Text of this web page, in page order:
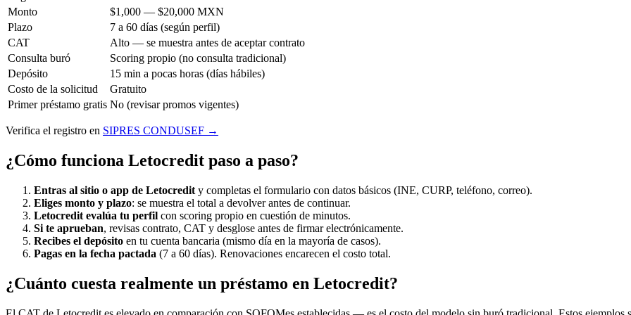
Monto
$1,000 — $20,000 MXN
Plazo
7 a 60 días (según perfil)
CAT
Alto — se muestra antes de aceptar contrato
Consulta buró
Scoring propio (no consulta tradicional)
Depósito
15 min a pocas horas (días hábiles)
Costo de la solicitud
Gratuito
Primer préstamo gratis No (revisar promos vigentes)
Verifica el registro en SIPRES CONDUSEF →
¿Cómo funciona Letocredit paso a paso?
Entras al sitio o app de Letocredit y completas el formulario con datos básicos (INE, CURP, teléfono, correo).
Eliges monto y plazo: se muestra el total a devolver antes de continuar.
Letocredit evalúa tu perfil con scoring propio en cuestión de minutos.
Si te aprueban, revisas contrato, CAT y desglose antes de firmar electrónicamente.
Recibes el depósito en tu cuenta bancaria (mismo día en la mayoría de casos).
Pagas en la fecha pactada (7 a 60 días). Renovaciones encarecen el costo total.
¿Cuánto cuesta realmente un préstamo en Letocredit?